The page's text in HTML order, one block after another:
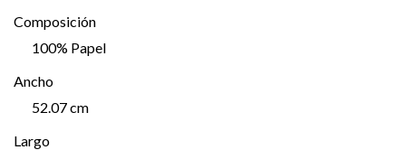
Composición
100% Papel
Ancho
52.07 cm
Largo